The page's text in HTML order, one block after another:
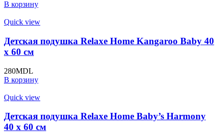
В корзину
Quick view
Детская подушка Relaxe Home Kangaroo Вaby 40
x 60 см
280MDL
В корзину
Quick view
Детская подушка Relaxe Home Baby’s Harmony
40 x 60 см